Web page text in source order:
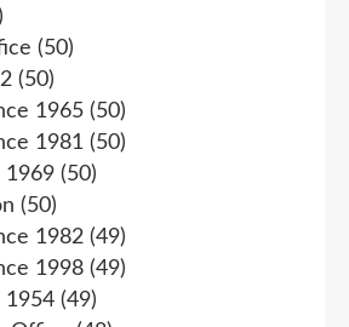
(50)
(50)
1965 (50)
1981 (50)
1969 (50)
(50)
1982 (49)
1998 (49)
1954 (49)